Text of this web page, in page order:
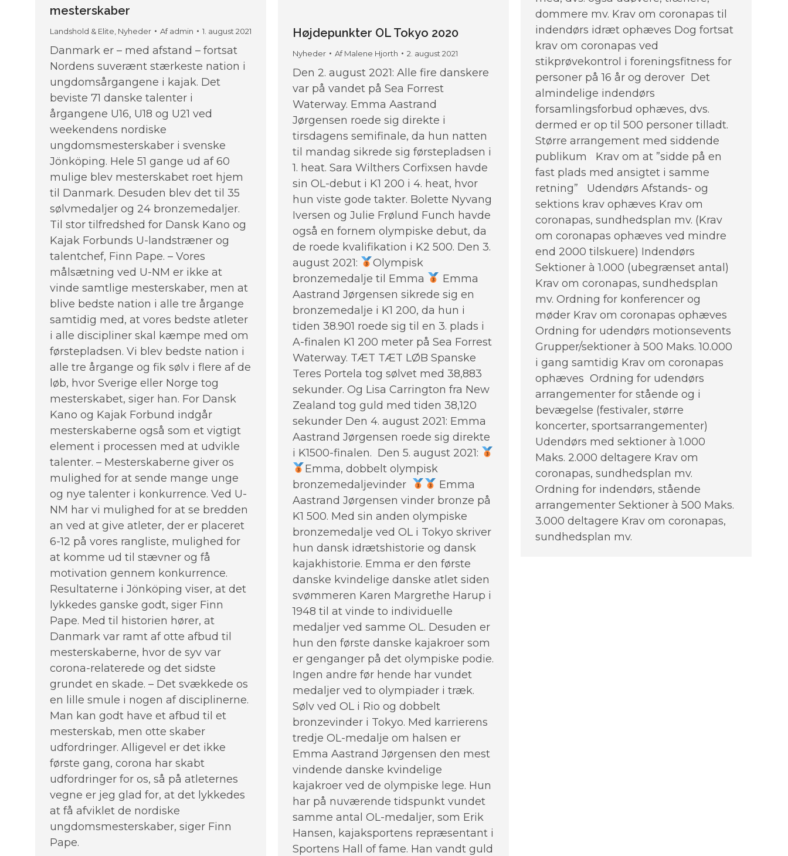
dommere mv. Krav om coronapas til
indendørs idræt ophæves Dog fortsat
krav om coronapas ved
stikprøvekontrol i foreningsfitness for
personer på 16 år og derover Det
almindelige indendørs
forsamlingsforbud ophæves, dvs.
dermed er op til 500 personer tilladt.
Større arrangement med siddende
publikum Krav om at ”sidde på en
fast plads med ansigtet i samme
retning” Udendørs Afstands- og
sektions krav ophæves Krav om
coronapas, sundhedsplan mv. (Krav
om coronapas ophæves ved mindre
end 2000 tilskuere) Indendørs
Sektioner à 1.000 (ubegrænset antal)
Krav om coronapas, sundhedsplan
mv. Ordning for konferencer og
møder Krav om coronapas ophæves
Ordning for udendørs motionsevents
Grupper/sektioner à 500 Maks. 10.000
i gang samtidig Krav om coronapas
ophæves Ordning for udendørs
arrangementer for stående og i
bevægelse (festivaler, større
koncerter, sportsarrangementer)
Udendørs med sektioner à 1.000
Maks. 2.000 deltagere Krav om
coronapas, sundhedsplan mv.
Ordning for indendørs, stående
arrangementer Sektioner à 500 Maks.
3.000 deltagere Krav om coronapas,
sundhedsplan mv.
Højdepunkter OL Tokyo 2020
Nyheder AfMalene Hjorth 2. august 2021
Den 2. august 2021: Alle fire danskere
var på vandet på Sea Forrest
Waterway. Emma Aastrand
Jørgensen roede sig direkte i
tirsdagens semifinale, da hun natten
til mandag sikrede sig førstepladsen i
1. heat. Sara Wilthers Corfixsen havde
sin OL-debut i K1 200 i 4. heat, hvor
hun viste gode takter. Bolette Nyvang
Iversen og Julie Frølund Funch havde
også en fornem olympiske debut, da
de roede kvalifikation i K2 500. Den 3.
august 2021:
Olympisk
bronzemedalje til Emma
Emma
Aastrand Jørgensen sikrede sig en
bronzemedalje i K1 200, da hun i
tiden 38.901 roede sig til en 3. plads i
A-finalen K1 200 meter på Sea Forrest
Waterway. TÆT TÆT LØB Spanske
Teres Portela tog sølvet med 38,883
sekunder. Og Lisa Carrington fra New
Zealand tog guld med tiden 38,120
sekunder Den 4. august 2021: Emma
Aastrand Jørgensen roede sig direkte
i K1500-finalen. Den 5. august 2021:
Emma, dobbelt olympisk
bronzemedaljevinder
Emma
Aastrand Jørgensen vinder bronze på
K1 500. Med sin anden olympiske
bronzemedalje ved OL i Tokyo skriver
hun dansk idrætshistorie og dansk
kajakhistorie. Emma er den første
danske kvindelige danske atlet siden
svømmeren Karen Margrethe Harup i
1948 til at vinde to individuelle
medaljer ved samme OL. Desuden er
hun den første danske kajakroer som
er genganger på det olympiske podie.
Ingen andre før hende har vundet
medaljer ved to olympiader i træk.
Sølv ved OL i Rio og dobbelt
bronzevinder i Tokyo. Med karrierens
tredje OL-medalje om halsen er
Emma Aastrand Jørgensen den mest
vindende danske kvindelige
kajakroer ved de olympiske lege. Hun
har på nuværende tidspunkt vundet
samme antal OL-medaljer, som Erik
Hansen, kajaksportens repræsentant i
Sportens Hall of fame. Han vandt guld
mesterskaber
Landshold & Elite Nyheder Afadmin 1. august 2021
Danmark er – med afstand – fortsat
Nordens suverænt stærkeste nation i
ungdomsårgangene i kajak. Det
beviste 71 danske talenter i
årgangene U16, U18 og U21 ved
weekendens nordiske
ungdomsmesterskaber i svenske
Jönköping. Hele 51 gange ud af 60
mulige blev mesterskabet roet hjem
til Danmark. Desuden blev det til 35
sølvmedaljer og 24 bronzemedaljer.
Til stor tilfredshed for Dansk Kano og
Kajak Forbunds U-landstræner og
talentchef, Finn Pape. – Vores
målsætning ved U-NM er ikke at
vinde samtlige mesterskaber, men at
blive bedste nation i alle tre årgange
samtidig med, at vores bedste atleter
i alle discipliner skal kæmpe med om
førstepladsen. Vi blev bedste nation i
alle tre årgange og fik sølv i flere af de
løb, hvor Sverige eller Norge tog
mesterskabet, siger han. For Dansk
Kano og Kajak Forbund indgår
mesterskaberne også som et vigtigt
element i processen med at udvikle
talenter. – Mesterskaberne giver os
mulighed for at sende mange unge
og nye talenter i konkurrence. Ved U-
NM har vi mulighed for at se bredden
an ved at give atleter, der er placeret
6-12 på vores rangliste, mulighed for
at komme ud til stævner og få
motivation gennem konkurrence.
Resultaterne i Jönköping viser, at det
lykkedes ganske godt, siger Finn
Pape. Med til historien hører, at
Danmark var ramt af otte afbud til
mesterskaberne, hvor de syv var
corona-relaterede og det sidste
grundet en skade. – Det svækkede os
en lille smule i nogen af disciplinerne.
Man kan godt have et afbud til et
mesterskab, men otte skaber
udfordringer. Alligevel er det ikke
første gang, corona har skabt
udfordringer for os, så på atleternes
vegne er jeg glad for, at det lykkedes
at få afviklet de nordiske
ungdomsmesterskaber, siger Finn
Pape.